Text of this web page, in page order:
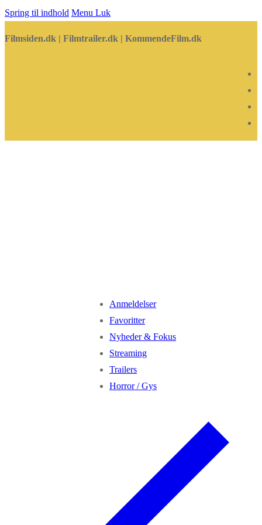
Spring til indhold Menu Luk
Filmsiden.dk | Filmtrailer.dk | KommendeFilm.dk
Anmeldelser
Favoritter
Nyheder & Fokus
Streaming
Trailers
Horror / Gys